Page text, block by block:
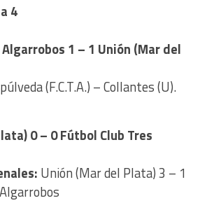
4
1 – 1 Unión (Mar del
(F.C.T.A.) – Collantes (U).
0 – 0 Fútbol Club Tres
Unión (Mar del Plata) 3 – 1